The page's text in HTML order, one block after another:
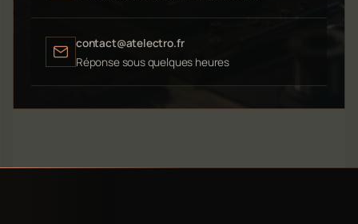
contact@atelectro.fr
Réponse sous quelques heures